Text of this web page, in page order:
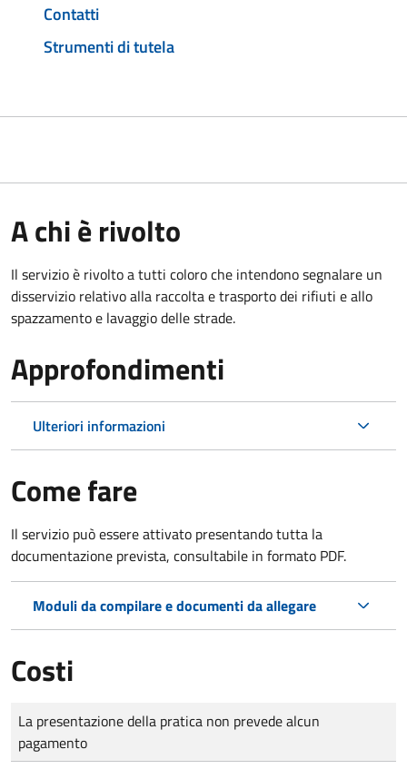
Contatti
Strumenti di tutela
A chi è rivolto
Il servizio è rivolto a tutti coloro che intendono segnalare un
disservizio relativo alla raccolta e trasporto dei rifiuti e allo
spazzamento e lavaggio delle strade.
Approfondimenti
Ulteriori informazioni
Come fare
Il servizio può essere attivato presentando tutta la
documentazione prevista, consultabile in formato PDF.
Moduli da compilare e documenti da allegare
Costi
Tipo di pagamento
Importo
La presentazione della pratica non prevede alcun
pagamento